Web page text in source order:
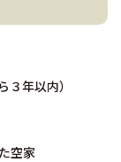
年以内）
空家